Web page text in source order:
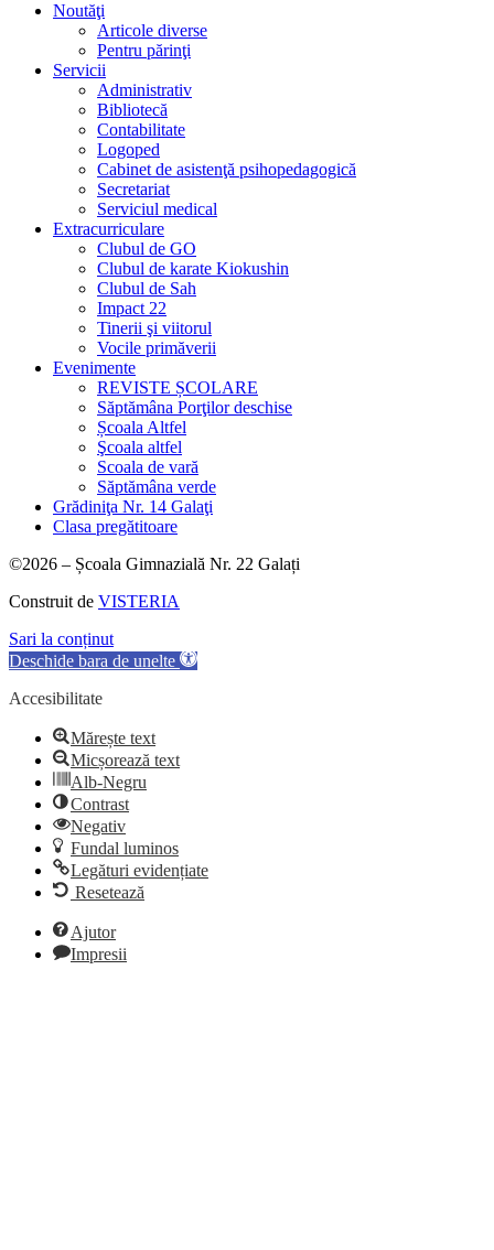
Noutăţi
Articole diverse
Pentru părinţi
Servicii
Administrativ
Bibliotecă
Contabilitate
Logoped
Cabinet de asistenţă psihopedagogică
Secretariat
Serviciul medical
Extracurriculare
Clubul de GO
Clubul de karate Kiokushin
Clubul de Sah
Impact 22
Tinerii şi viitorul
Vocile primăverii
Evenimente
REVISTE ȘCOLARE
Săptămâna Porţilor deschise
Școala Altfel
Şcoala altfel
Scoala de vară
Săptămâna verde
Grădiniţa Nr. 14 Galaţi
Clasa pregătitoare
©2026 – Școala Gimnazială Nr. 22 Galați
Construit de VISTERIA
Sari la conținut
Deschide bara de unelte
Accesibilitate
Mărește text
Micșorează text
Alb-Negru
Contrast
Negativ
Fundal luminos
Legături evidențiate
Resetează
Ajutor
Impresii